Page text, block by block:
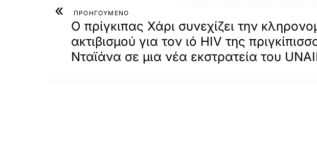
« ΠΡΟΗΓΟΥΜΕΝΟ
Ο πρίγκιπας Χάρι συνεχίζει την
ακτιβισμού για τον ιό HIV της
Νταϊάνα σε μια νέα εκστρατεία του